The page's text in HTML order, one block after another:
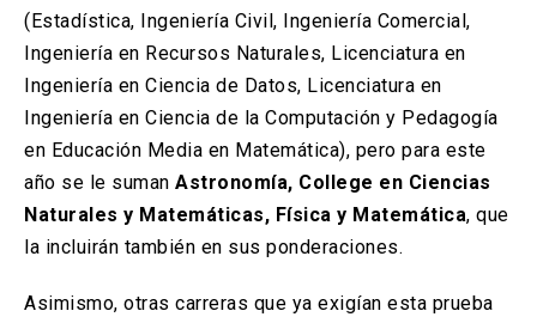
(Estadística, Ingeniería Civil, Ingeniería Comercial,
Ingeniería en Recursos Naturales, Licenciatura en
Ingeniería en Ciencia de Datos, Licenciatura en
Ingeniería en Ciencia de la Computación y Pedagogía
en Educación Media en Matemática), pero para este
año se le suman Astronomía, College en Ciencias
Naturales y Matemáticas, Física y Matemática, que
la incluirán también en sus ponderaciones.
Asimismo, otras carreras que ya exigían esta prueba